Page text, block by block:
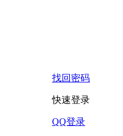
找回密码
快速登录
QQ登录